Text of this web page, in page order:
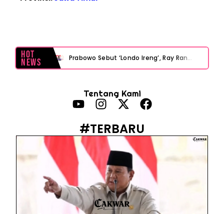
Hot
News Prabowo Sebut ‘Londo Ireng’, Ray Rangkuti Desak DPR Bersikap, Ini Ulasan Politiknya
Baterai Apple Watch Cepat Boros? Ini Penyebab dan Cara Mengatasinya
HP Huawei Cepat Panas? Ini Penyebab Utama dan Cara Mengatasinya
HP Realme Kena Air Tidak Bisa Dicas? Jangan Langsung Charge, Ini Solusinya
Tentang Kami
#TERBARU